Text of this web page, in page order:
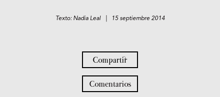
Texto: Nadia Leal | 15 septiembre 2014
Compartir
Comentarios